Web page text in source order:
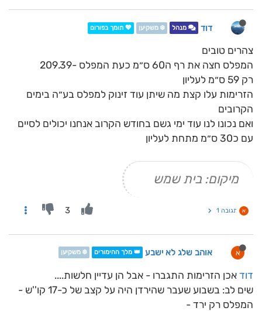
דוד מנהל ❄️ משקיען 💖 תומך בפורום
צהרים טובים
המפלס חצה את רף ה60 ס״מ כעת המפלס -209.39
רק 59 ס״מ לעליון
הזרימות עלו קצת מה שיתן עוד זינוק למפלס בע״ה בימים
הקרובים
ואם נכונו לנו עוד ימי גשם בחודש הקרוב אנחנו יכולים לסיים
עם כ30 ס״מ מתחת לעליון
מיקום: בית שמש
א תגובה 1 3
א אוהב שלג לא ישבע 👑 מלך ההימורים ❄️ משקיען
דוד אכן הזרימות התגברו - אבל הן עדיין חלשות....
שים לב: בשבוע שעבר שהירדן היה על קצב של כ-17 קו''ש -
המפלס רק ירד -